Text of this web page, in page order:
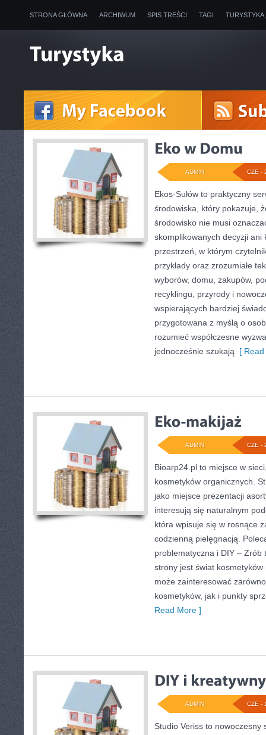
STRONA GŁÓWNA ARCHIWUM SPIS TREŚCI TAGI
CZE -
ADMIN
Ekos-Sułów to praktyczny
środowiska, który pokazuje,
środowisko nie musi
skomplikowanych decyzji ani
przestrzeń, w którym
przykłady oraz zrozumiałe
wyborów, domu, zakupów,
recyklingu, przyrody i
wspierających bardziej
przygotowana z myślą o
rozumieć współczesne
jednocześnie szukają [
CZE -
ADMIN
Bioarp24.pl to miejsce w
kosmetyków organicznych.
jako miejsce prezentacji
interesują się naturalnym
która wpisuje się w rosnące
codzienną pielęgnacją.
problematyczna i DIY – Zrób
strony jest świat
może zainteresować
kosmetyków, jak i punkty
Read More ]
CZE -
ADMIN
Studio Veriss to nowoczesny